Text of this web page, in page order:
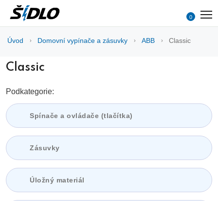
0
Úvod Domovní vypínače a zásuvky ABB Classic
Classic
Podkategorie:
Spínače a ovládače (tlačítka)
Zásuvky
Úložný materiál